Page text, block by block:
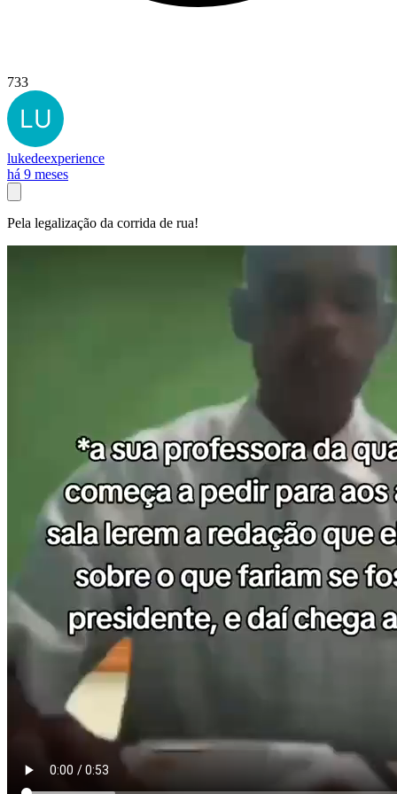
733
lukedeexperience
há 9 meses
Pela legalização da corrida de rua!